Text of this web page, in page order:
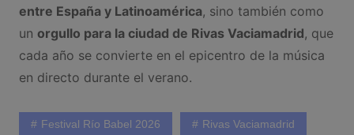
entre España y Latinoamérica, sino también como
un orgullo para la ciudad de Rivas Vaciamadrid, que
cada año se convierte en el epicentro de la música
en directo durante el verano.
Festival Río Babel 2026 Rivas Vaciamadrid